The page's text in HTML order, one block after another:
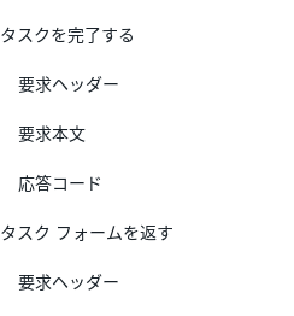
タスクを完了する
要求ヘッダー
要求本文
応答コード
タスク フォームを返す
要求ヘッダー